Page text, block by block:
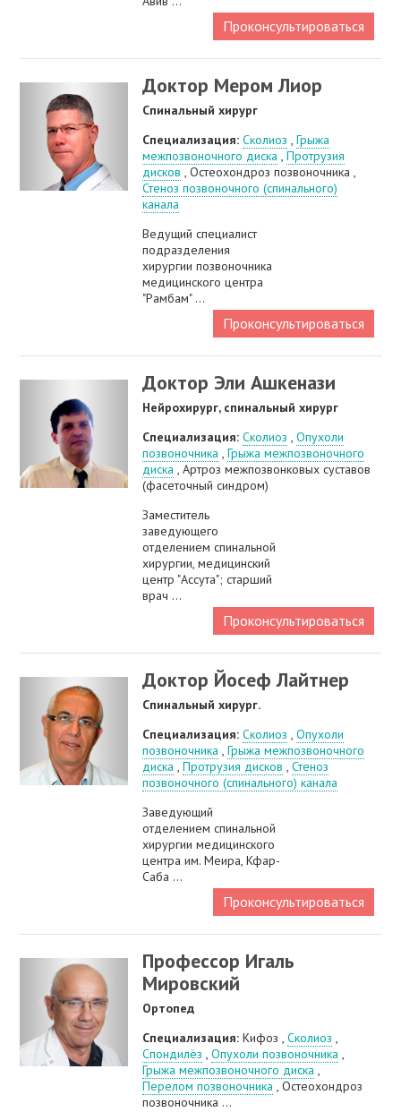
Проконсультироваться
Доктор Мером Лиор
Спинальный хирург
Специализация:Сколиоз ,Грыжа
межпозвоночного диска ,Протрузия
дисков , Остеохондроз позвоночника ,
Стеноз позвоночного (спинального)
канала
Ведущий специалист
подразделения
хирургии позвоночника
медицинского центра
"Рамбам" ...
Проконсультироваться
Доктор Эли Ашкенази
Нейрохирург, спинальный хирург
Специализация:Сколиоз ,Опухоли
позвоночника ,Грыжа межпозвоночного
диска , Артроз межпозвонковых суставов
(фасеточный синдром)
Заместитель
заведующего
отделением спинальной
хирургии, медицинский
центр "Ассута"; старший
врач ...
Проконсультироваться
Доктор Йосеф Лайтнер
Cпинальный хирург.
Специализация:Сколиоз ,Опухоли
позвоночника ,Грыжа межпозвоночного
диска ,Протрузия дисков ,Стеноз
позвоночного (спинального) канала
Заведующий
отделением спинальной
хирургии медицинского
центра им. Меира, Кфар-
Саба ...
Проконсультироваться
Профессор Игаль
Мировский
Ортопед
Специализация:Кифоз ,Сколиоз ,
Спондилёз ,Опухоли позвоночника ,
Грыжа межпозвоночного диска ,
Перелом позвоночника , Остеохондроз
позвоночника ...